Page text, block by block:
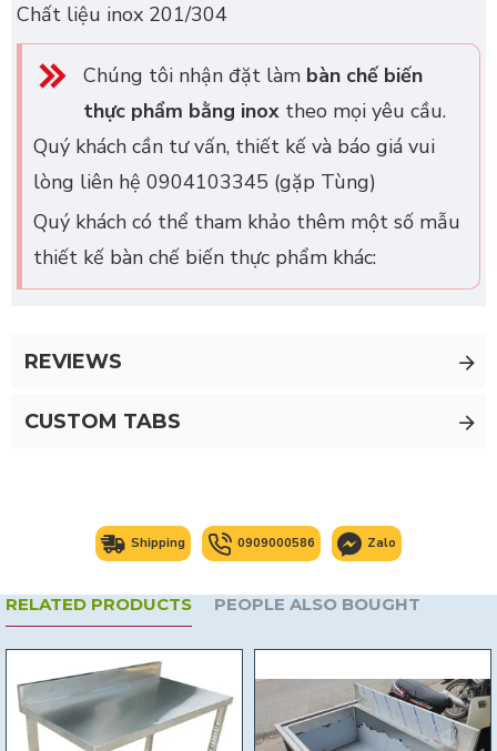
Chất liệu inox 201/304
Chúng tôi nhận đặt làm bàn chế biến
thực phẩm bằng inox theo mọi yêu cầu.
Quý khách cần tư vấn, thiết kế và báo giá vui
lòng liên hệ 0904103345 (gặp Tùng)
Quý khách có thể tham khảo thêm một số mẫu
thiết kế bàn chế biến thực phẩm khác:
REVIEWS
CUSTOM TABS
Shipping 0909000586 Zalo
RELATED PRODUCTS PEOPLE ALSO BOUGHT